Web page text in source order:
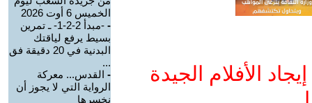
الأفلام الجيدة
الخميس 6 أوت 2026
-
-مبدأ 2-2-1- ـ تمرين
بسيط يرفع لياقتك
البدنية في 20 دقيقة فق
...
- القدس... معركة
الرواية التي لا يجوز أن
نخسرها